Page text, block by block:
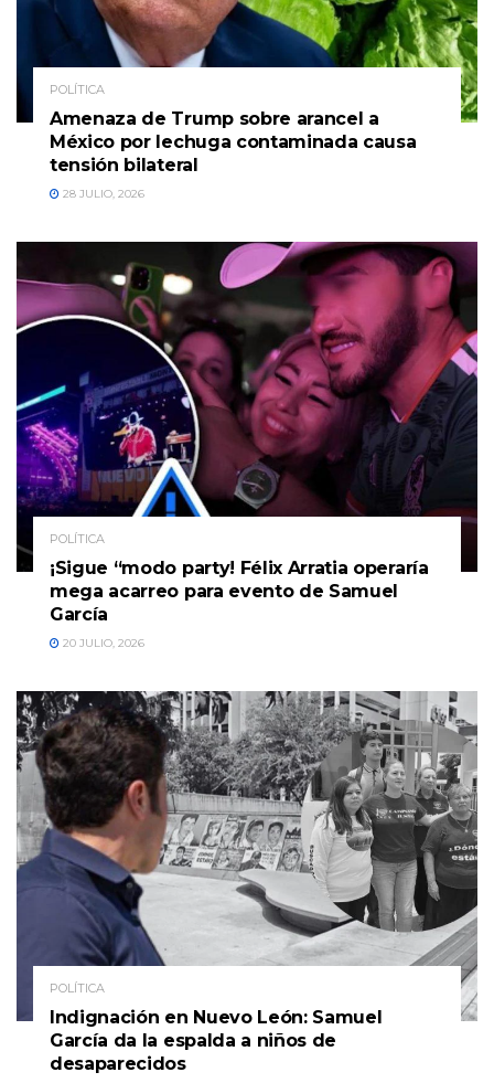
POLÍTICA
Amenaza de Trump sobre arancel a
México por lechuga contaminada causa
tensión bilateral
28 JULIO, 2026
POLÍTICA
¡Sigue “modo party! Félix Arratia operaría
mega acarreo para evento de Samuel
García
20 JULIO, 2026
POLÍTICA
Indignación en Nuevo León: Samuel
García da la espalda a niños de
desaparecidos